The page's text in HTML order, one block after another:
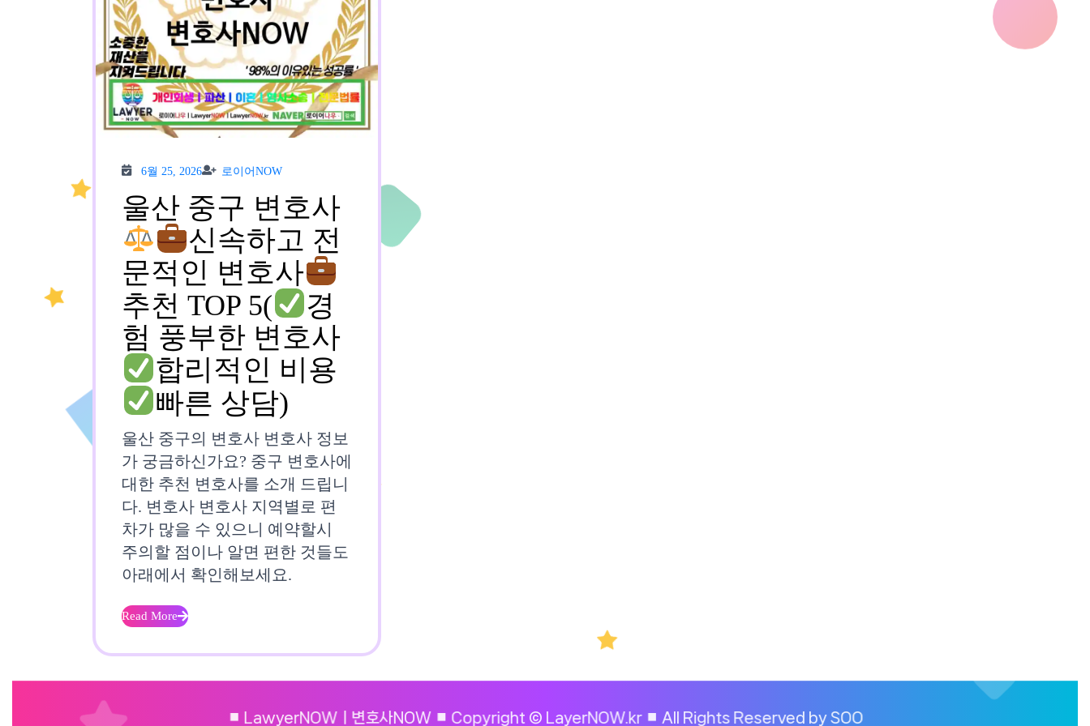
6월 25, 2026
25,
2026
로이어NOW
어
NOW
울산 중구 변호사
신속하고 전
문적인 변호사
추천 TOP 5(
경
험 풍부한 변호사
합리적인 비용
빠른 상담)
산
중
구
변
호
사
신
속
울산 중구의 변호사 변호사 정보
가 궁금하신가요? 중구 변호사에
대한 추천 변호사를 소개 드립니
다. 변호사 변호사 지역별로 편
차가 많을 수 있으니 예약할시
주의할 점이나 알면 편한 것들도
아래에서 확인해보세요.
Read More
Read
⏹︎ LawyerNOWㅣ변호사NOW ⏹︎ Copyright © LayerNOW.kr ⏹︎ All Rights Reserved by SOO